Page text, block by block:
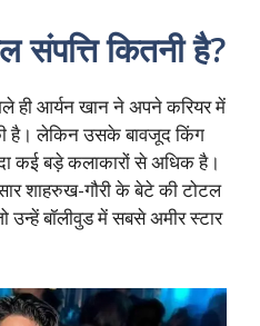
कितनी है?
ही आर्यन खान ने अपने करियर में
है। लेकिन उसके बावजूद किंग
कई बड़े कलाकारों से अधिक है।
शाहरुख-गौरी के बेटे की टोटल
बॉलीवुड में सबसे अमीर स्टार